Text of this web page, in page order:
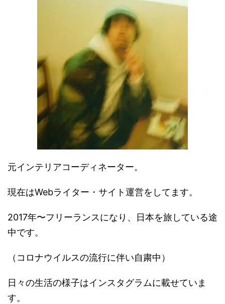
元インテリアコーディネーター。
現在はWebライター・サイト運営をしてます。
2017年〜フリーランスになり、日本を旅している途
中です。
（コロナウイルスの流行に伴い自粛中）
日々の生活の様子はインスタグラムに載せていま
す。